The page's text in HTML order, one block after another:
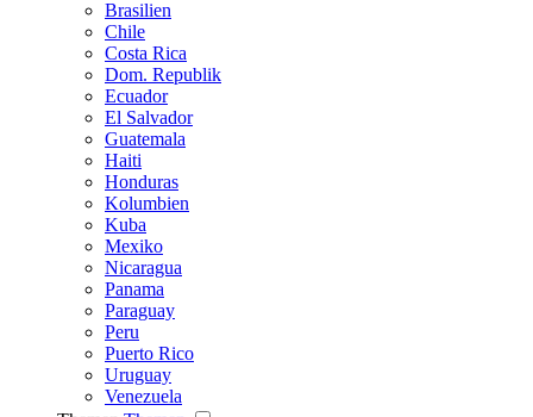
Brasilien
Chile
Costa Rica
Dom. Republik
Ecuador
El Salvador
Guatemala
Haiti
Honduras
Kolumbien
Kuba
Mexiko
Nicaragua
Panama
Paraguay
Peru
Puerto Rico
Uruguay
Venezuela